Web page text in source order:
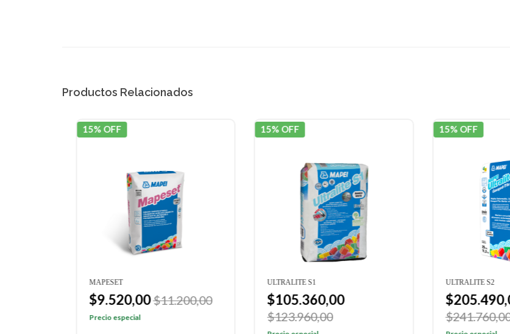
Productos Relacionados
15% OFF
MAPESET
$9.520,00$11.200,00
Precio especial
15% OFF
ULTRALITE S1
$105.360,00
$123.960,00
15% OFF
ULTRALITE S2
$205.490,00
$241.760,00